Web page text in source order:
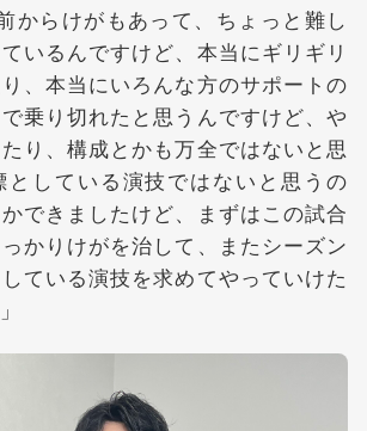
からけがもあって、ちょっと難し
いるんですけど、本当にギリギリ
、本当にいろんな方のサポートの
乗り切れたと思うんですけど、や
り、構成とかも万全ではないと思
としている演技ではないと思うの
できましたけど、まずはこの試合
かりけがを治して、またシーズン
ている演技を求めてやっていけた